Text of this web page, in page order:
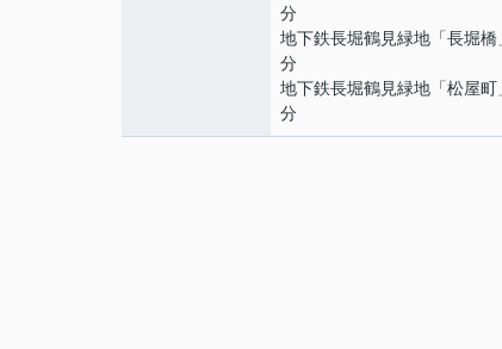
分
地下鉄長堀鶴見緑地 「長堀橋
分
地下鉄長堀鶴見緑地 「松屋町
分